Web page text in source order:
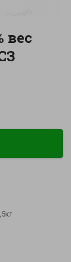
СБ, ВС -
вес